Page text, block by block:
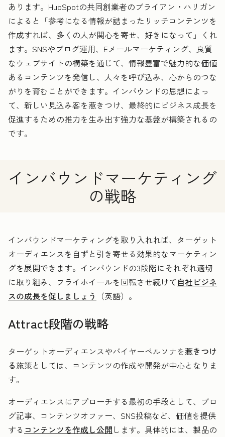
あります。HubSpotの共同創業者のブライアン・ハリガン
によると「参考になる情報が詰まったリッチコンテンツを
作成すれば、多くの人が関心を寄せ、好きになって」くれ
ます。SNSやブログ運用、Eメールマーケティング、良質
なウェブサイトの構築を通じて、情報豊富で魅力的な価値
あるコンテンツを発信し、人々を呼び込み、心からのつな
がりを育むことができます。インバウンドの思想によっ
て、新しい見込み客を惹きつけ、最終的にビジネス成長を
促進するための推力を生み出す強力な基盤が構築されるの
です。
インバウンドマーケティング
の戦略
インバウンドマーケティングを取り入れれば、ターゲット
オーディエンスを自ずと引き寄せる効果的なマーケティン
グを展開できます。インバウンドの3段階にそれぞれ適切
に取り組み、フライホイールを回転させ続けて 自社ビジネ
スの成長を促しましょう
（英語）。
Attract段階の戦略
ターゲットオーディエンスやバイヤーペルソナを惹きつけ
る施策としては、コンテンツの作成や開発が中心となりま
す。
オーディエンスにアプローチする最初の手段として、ブロ
グ記事、コンテンツオファー、SNS投稿など、価値を提供
する コンテンツを作成し公開 します。具体的には、製品の